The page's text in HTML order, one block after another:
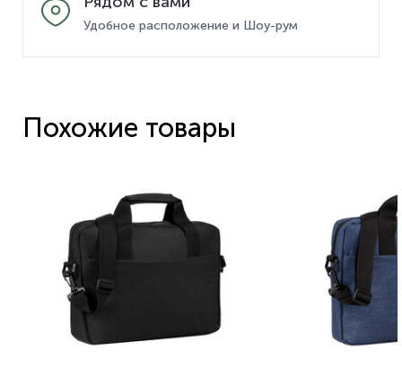
Удобное расположение и Шоу-рум
Похожие товары